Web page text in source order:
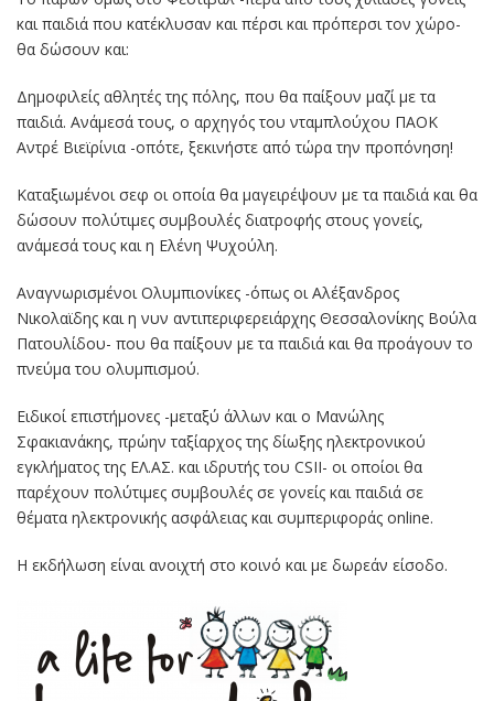
και παιδιά που κατέκλυσαν και πέρσι και πρόπερσι τον χώρο-
θα δώσουν και:
Δημοφιλείς αθλητές της πόλης, που θα παίξουν μαζί με τα
παιδιά. Ανάμεσά τους, ο αρχηγός του νταμπλούχου ΠΑΟΚ
Αντρέ Βιεϊρίνια -οπότε, ξεκινήστε από τώρα την προπόνηση!
Καταξιωμένοι σεφ οι οποία θα μαγειρέψουν με τα παιδιά και θα
δώσουν πολύτιμες συμβουλές διατροφής στους γονείς,
ανάμεσά τους και η Ελένη Ψυχούλη.
Αναγνωρισμένοι Ολυμπιονίκες -όπως οι Αλέξανδρος
Νικολαϊδης και η νυν αντιπεριφερειάρχης Θεσσαλονίκης Βούλα
Πατουλίδου- που θα παίξουν με τα παιδιά και θα προάγουν το
πνεύμα του ολυμπισμού.
Ειδικοί επιστήμονες -μεταξύ άλλων και ο Μανώλης
Σφακιανάκης, πρώην ταξίαρχος της δίωξης ηλεκτρονικού
εγκλήματος της ΕΛ.ΑΣ. και ιδρυτής του CSII- οι οποίοι θα
παρέχουν πολύτιμες συμβουλές σε γονείς και παιδιά σε
θέματα ηλεκτρονικής ασφάλειας και συμπεριφοράς online.
Η εκδήλωση είναι ανοιχτή στο κοινό και με δωρεάν είσοδο.